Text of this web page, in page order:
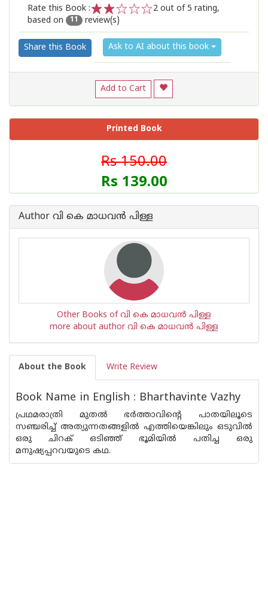
Rate this Book :
3
2
1
2 out of 5 rating,
based on
11 review(s)
Share this Book Ask to AI about this book
Add to Cart
Printed Book
Rs 150.00
Rs 139.00
Author വി കെ മാധവന്‍ പിള്ള
Other Books of വി കെ മാധവന്‍ പിള്ള
more about author വി കെ മാധവന്‍ പിള്ള
About the Book Write Review
Book Name in English : Bharthavinte Vazhy
പ്രഥമരാത്രി മുതല്‍ ഭര്‍ത്താവിന്റെ പാതയിലൂടെ
സഞ്ചരിച്ച് അത്യുന്നതങ്ങളില്‍ എത്തിയെങ്കിലും ഒടുവില്‍
ഒരു ചിറക് ഒടിഞ്ഞ് ഭൂമിയില്‍ പതിച്ച ഒരു
മനുഷ്യപ്പറവയുടെ കഥ.